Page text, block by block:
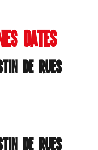
dates
de Rues
de Rues